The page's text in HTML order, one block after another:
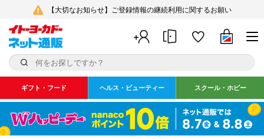
【大切なお知らせ】ご登録情報の継続利用に関するお願い
ギフト・フード ヘルス・ビューティー スクール・ホビー